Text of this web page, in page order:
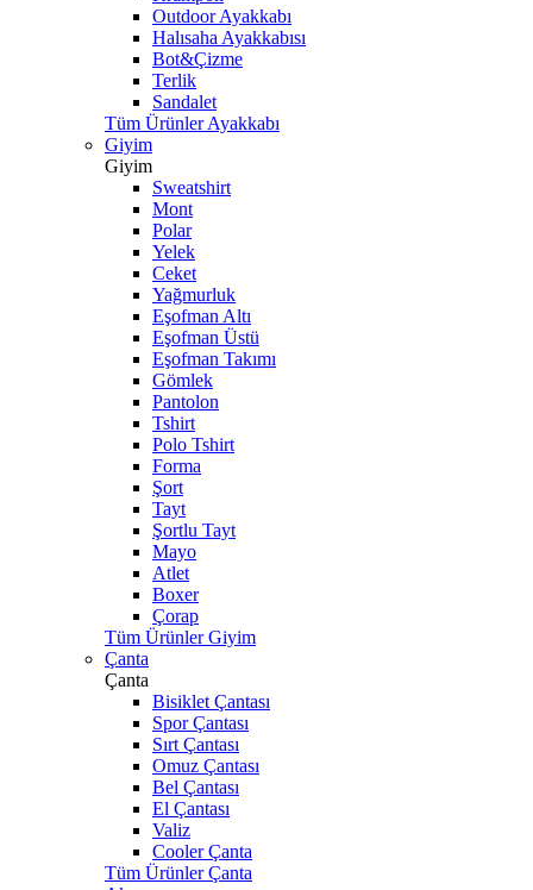
Outdoor Ayakkabı
Halısaha Ayakkabısı
Bot&Çizme
Terlik
Sandalet
Tüm Ürünler Ayakkabı
Giyim
Giyim
Sweatshirt
Mont
Polar
Yelek
Ceket
Yağmurluk
Eşofman Altı
Eşofman Üstü
Eşofman Takımı
Gömlek
Pantolon
Tshirt
Polo Tshirt
Forma
Şort
Tayt
Şortlu Tayt
Mayo
Atlet
Boxer
Çorap
Tüm Ürünler Giyim
Çanta
Çanta
Bisiklet Çantası
Spor Çantası
Sırt Çantası
Omuz Çantası
Bel Çantası
El Çantası
Valiz
Cooler Çanta
Tüm Ürünler Çanta